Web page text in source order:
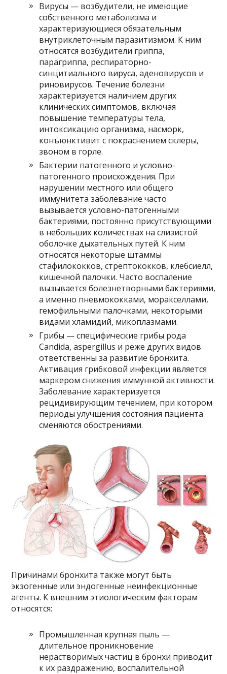
Вирусы — возбудители, не имеющие
собственного метаболизма и
характеризующиеся обязательным
внутриклеточным паразитизмом. К ним
относятся возбудители гриппа,
парагриппа, респираторно-
синцитиального вируса, аденовирусов и
риновирусов. Течение болезни
характеризуется наличием других
клинических симптомов, включая
повышение температуры тела,
интоксикацию организма, насморк,
конъюнктивит с покраснением склеры,
звоном в горле.
Бактерии патогенного и условно-
патогенного происхождения. При
нарушении местного или общего
иммунитета заболевание часто
вызывается условно-патогенными
бактериями, постоянно присутствующими
в небольших количествах на слизистой
оболочке дыхательных путей. К ним
относятся некоторые штаммы
стафилококков, стрептококков, клебсиелл,
кишечной палочки. Часто воспаление
вызывается болезнетворными бактериями,
а именно пневмококками, моракселлами,
гемофильными палочками, некоторыми
видами хламидий, микоплазмами.
Грибы — специфические грибы рода
Candida, aspergillus и реже других видов
ответственны за развитие бронхита.
Активация грибковой инфекции является
маркером снижения иммунной активности.
Заболевание характеризуется
рецидивирующим течением, при котором
периоды улучшения состояния пациента
сменяются обострениями.
Причинами бронхита также могут быть
экзогенные или эндогенные неинфекционные
агенты. К внешним этиологическим факторам
относятся:
Промышленная крупная пыль —
длительное проникновение
нерастворимых частиц в бронхи приводит
к их раздражению, воспалительной